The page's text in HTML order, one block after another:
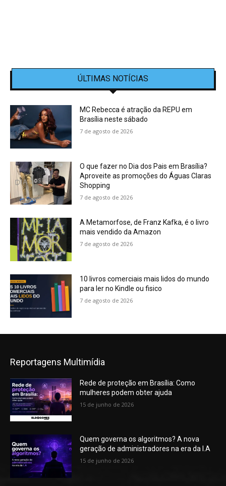
ÚLTIMAS NOTÍCIAS
MC Rebecca é atração da REPU em
Brasília neste sábado
7 de agosto de 2026
O que fazer no Dia dos Pais em Brasília?
Aproveite as promoções do Águas Claras
Shopping
7 de agosto de 2026
A Metamorfose, de Franz Kafka, é o livro
mais vendido da Amazon
7 de agosto de 2026
10 livros comerciais mais lidos do mundo
para ler no Kindle ou fisico
7 de agosto de 2026
Reportagens Multimídia
Rede de proteção em Brasília: Como
mulheres podem obter ajuda
15 de junho de 2026
Quem governa os algoritmos? A nova
geração de administradores na era da I.A
15 de junho de 2026